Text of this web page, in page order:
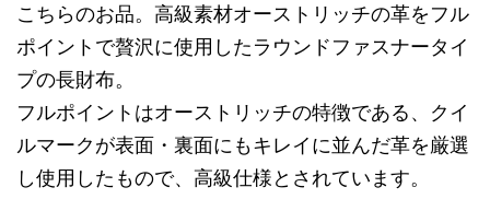
こちらのお品。高級素材オーストリッチの革をフル
ポイントで贅沢に使用したラウンドファスナータイ
プの長財布。
フルポイントはオーストリッチの特徴である、クイ
ルマークが表面・裏面にもキレイに並んだ革を厳選
し使用したもので、高級仕様とされています。